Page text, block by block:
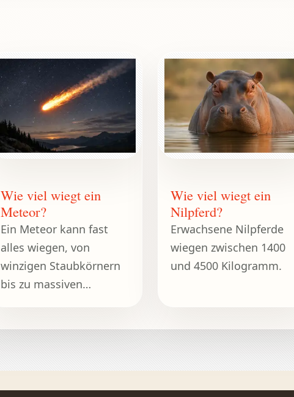
Wie viel wiegt ein
Meteor?
Ein Meteor kann fast
alles wiegen, von
winzigen Staubkörnern
bis zu massiven
Wie viel wiegt ein
Nilpferd?
Erwachsene Nilpferde
wiegen zwischen 1400
und 4500 Kilogramm.